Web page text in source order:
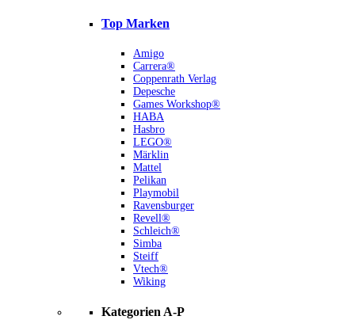
Top Marken
Amigo
Carrera®
Coppenrath Verlag
Depesche
Games Workshop®
HABA
Hasbro
LEGO®
Märklin
Mattel
Pelikan
Playmobil
Ravensburger
Revell®
Schleich®
Simba
Steiff
Vtech®
Wiking
Kategorien A-P